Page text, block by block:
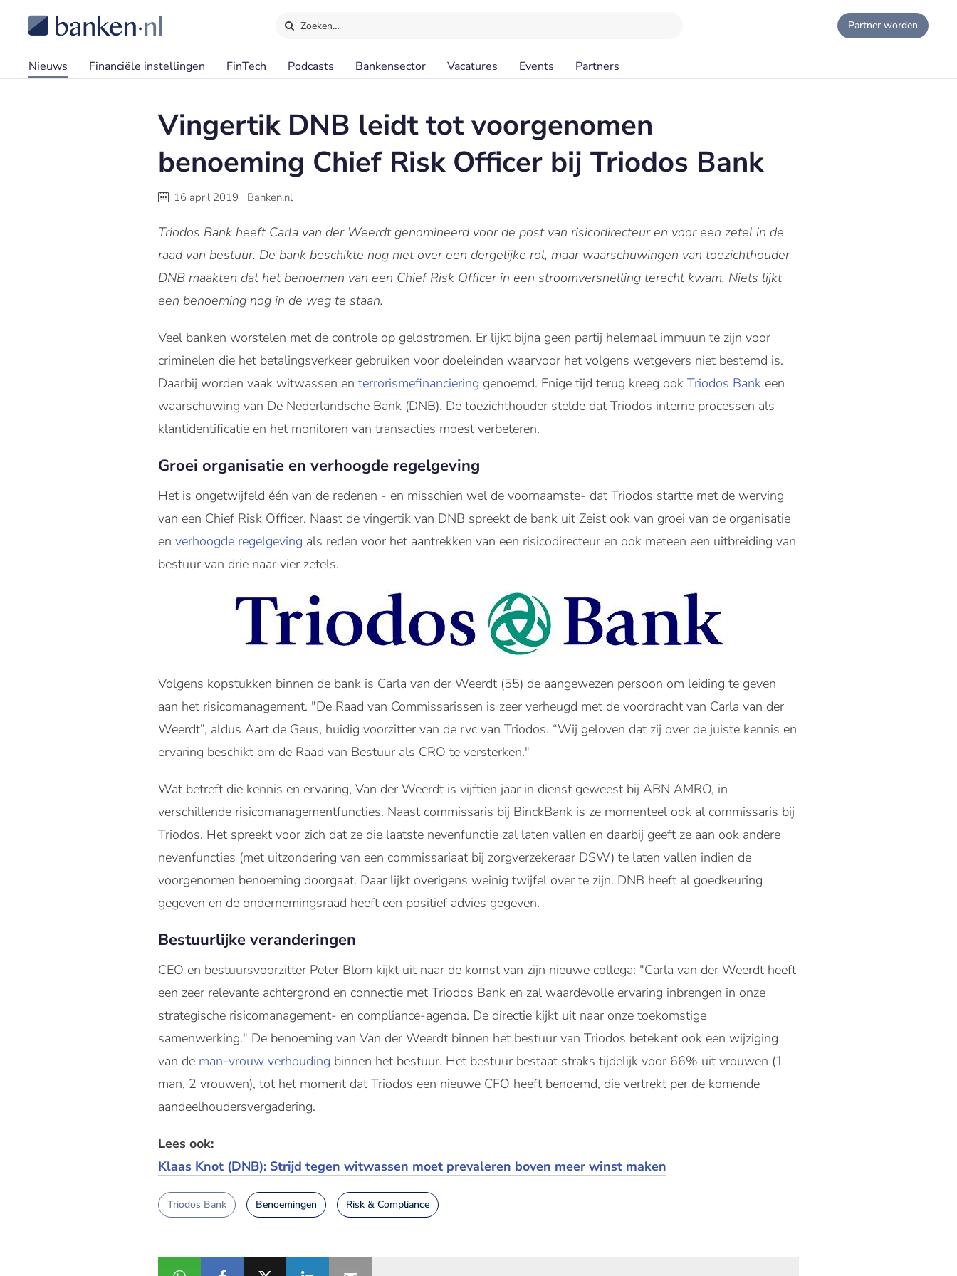
Zoeken… Partner worden
Nieuws Financiële instellingen FinTech Podcasts Bankensector Vacatures Events Partners
Vingertik DNB leidt tot voorgenomen
benoeming Chief Risk Officer bij Triodos Bank
16 april 2019 Banken.nl
Triodos Bank heeft Carla van der Weerdt genomineerd voor de post van risicodirecteur en voor een zetel in de
raad van bestuur. De bank beschikte nog niet over een dergelijke rol, maar waarschuwingen van toezichthouder
DNB maakten dat het benoemen van een Chief Risk Officer in een stroomversnelling terecht kwam. Niets lijkt
een benoeming nog in de weg te staan.
Veel banken worstelen met de controle op geldstromen. Er lijkt bijna geen partij helemaal immuun te zijn voor
criminelen die het betalingsverkeer gebruiken voor doeleinden waarvoor het volgens wetgevers niet bestemd is.
Daarbij worden vaak witwassen en terrorismefinanciering genoemd. Enige tijd terug kreeg ook Triodos Bank een
waarschuwing van De Nederlandsche Bank (DNB). De toezichthouder stelde dat Triodos interne processen als
klantidentificatie en het monitoren van transacties moest verbeteren.
Groei organisatie en verhoogde regelgeving
Het is ongetwijfeld één van de redenen - en misschien wel de voornaamste- dat Triodos startte met de werving
van een Chief Risk Officer. Naast de vingertik van DNB spreekt de bank uit Zeist ook van groei van de organisatie
en verhoogde regelgeving als reden voor het aantrekken van een risicodirecteur en ook meteen een uitbreiding van
bestuur van drie naar vier zetels.
Volgens kopstukken binnen de bank is Carla van der Weerdt (55) de aangewezen persoon om leiding te geven
aan het risicomanagement. "De Raad van Commissarissen is zeer verheugd met de voordracht van Carla van der
Weerdt”, aldus Aart de Geus, huidig voorzitter van de rvc van Triodos. “Wij geloven dat zij over de juiste kennis en
ervaring beschikt om de Raad van Bestuur als CRO te versterken."
Wat betreft die kennis en ervaring, Van der Weerdt is vijftien jaar in dienst geweest bij ABN AMRO, in
verschillende risicomanagementfuncties. Naast commissaris bij BinckBank is ze momenteel ook al commissaris bij
Triodos. Het spreekt voor zich dat ze die laatste nevenfunctie zal laten vallen en daarbij geeft ze aan ook andere
nevenfuncties (met uitzondering van een commissariaat bij zorgverzekeraar DSW) te laten vallen indien de
voorgenomen benoeming doorgaat. Daar lijkt overigens weinig twijfel over te zijn. DNB heeft al goedkeuring
gegeven en de ondernemingsraad heeft een positief advies gegeven.
Bestuurlijke veranderingen
CEO en bestuursvoorzitter Peter Blom kijkt uit naar de komst van zijn nieuwe collega: "Carla van der Weerdt heeft
een zeer relevante achtergrond en connectie met Triodos Bank en zal waardevolle ervaring inbrengen in onze
strategische risicomanagement- en compliance-agenda. De directie kijkt uit naar onze toekomstige
samenwerking." De benoeming van Van der Weerdt binnen het bestuur van Triodos betekent ook een wijziging
van de man-vrouw verhouding binnen het bestuur. Het bestuur bestaat straks tijdelijk voor 66% uit vrouwen (1
man, 2 vrouwen), tot het moment dat Triodos een nieuwe CFO heeft benoemd, die vertrekt per de komende
aandeelhoudersvergadering.
Lees ook:
Klaas Knot (DNB): Strijd tegen witwassen moet prevaleren boven meer winst maken
Triodos Bank Benoemingen Risk & Compliance